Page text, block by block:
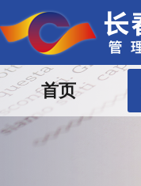
首页